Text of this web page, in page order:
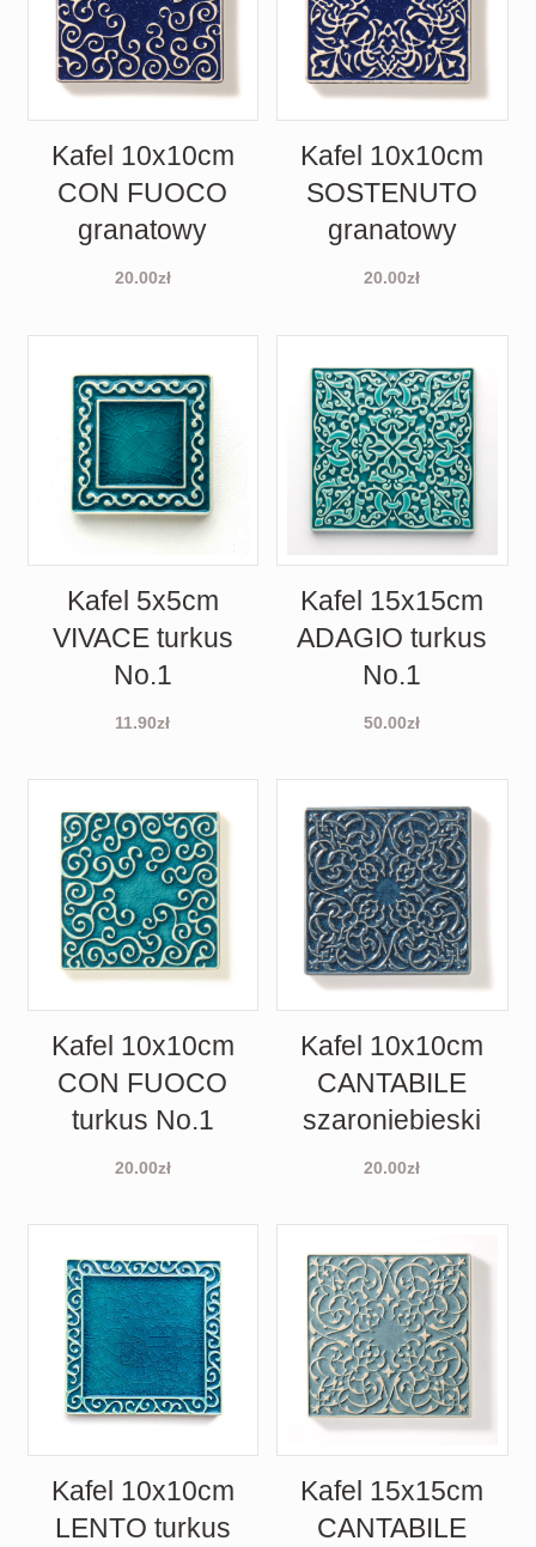
Kafel 10x10cm
CON FUOCO
granatowy
20.00zł
Kafel 10x10cm
SOSTENUTO
granatowy
20.00zł
Kafel 5x5cm
VIVACE turkus
No.1
11.90zł
Kafel 15x15cm
ADAGIO turkus
No.1
50.00zł
Kafel 10x10cm
CON FUOCO
turkus No.1
20.00zł
Kafel 10x10cm
CANTABILE
szaroniebieski
20.00zł
Kafel 10x10cm
LENTO turkus
Kafel 15x15cm
CANTABILE